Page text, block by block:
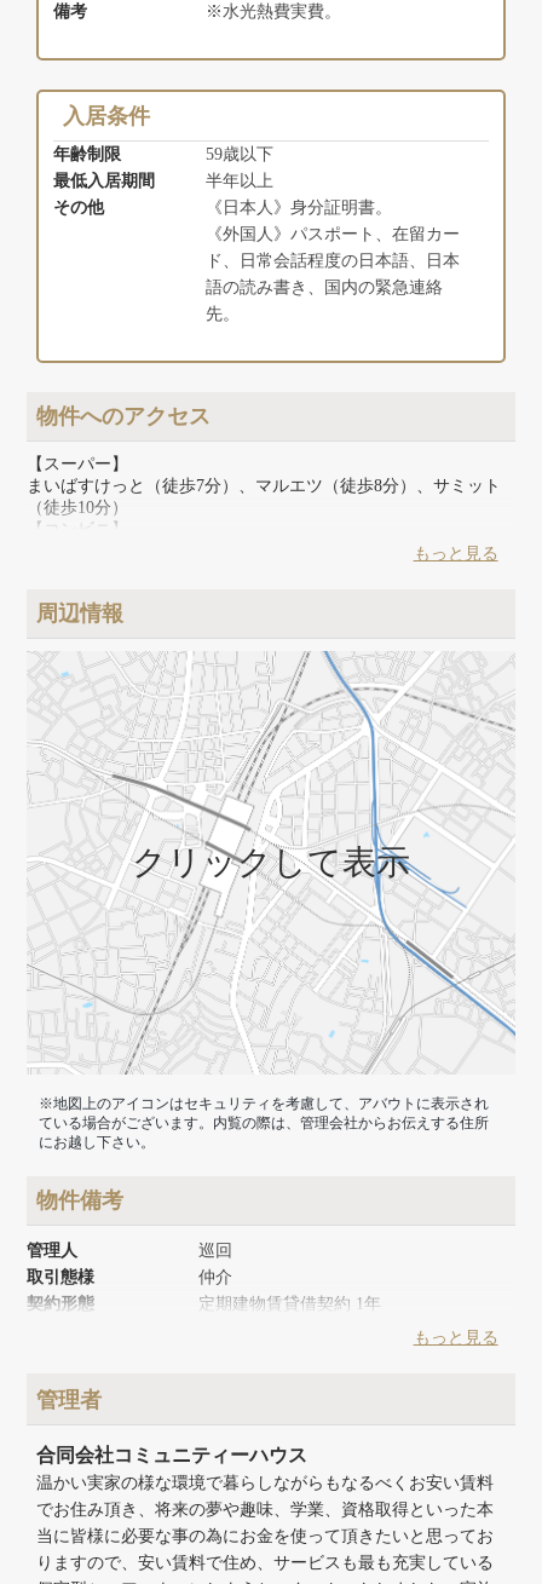
備考
※水光熱費実費。
入居条件
年齢制限
59歳以下
最低入居期間
半年以上
その他
《日本人》身分証明書。
《外国人》パスポート、在留カー
ド、日常会話程度の日本語、日本
語の読み書き、国内の緊急連絡
先。
物件へのアクセス
【スーパー】
まいばすけっと（徒歩7分）、マルエツ（徒歩8分）、サミット
（徒歩10分）
【コンビニ】
ファミリーマート（徒歩5分）、セブンイレブン（徒歩6分）
ハックドラッグ（徒歩7分）
【飲食店】
パン屋さん（徒歩5分）、カフェ（徒歩6分）、マクドナルド
（徒歩7分）
【金融機関】
郵便局（徒歩6分）、横浜銀行（徒歩5分）、りそな銀行（徒歩7
分）、三井住友銀行（徒歩10分）
【医療機関】
歯医者（徒歩7分）、内科（徒歩10分）、南区休日急患診療（徒
歩18分）
もっと見る
周辺情報
クリックして表示
※地図上のアイコンはセキュリティを考慮して、アバウトに表示され
ている場合がございます。内覧の際は、管理会社からお伝えする住所
にお越し下さい。
物件備考
管理人
巡回
取引態様
仲介
契約形態
定期建物賃貸借契約 1年
建物面積
建物構造
もっと見る
管理者
合同会社コミュニティーハウス
温かい実家の様な環境で暮らしながらもなるべくお安い賃料
でお住み頂き、将来の夢や趣味、学業、資格取得といった本
当に皆様に必要な事の為にお金を使って頂きたいと思ってお
りますので、安い賃料で住め、サービスも最も充実している